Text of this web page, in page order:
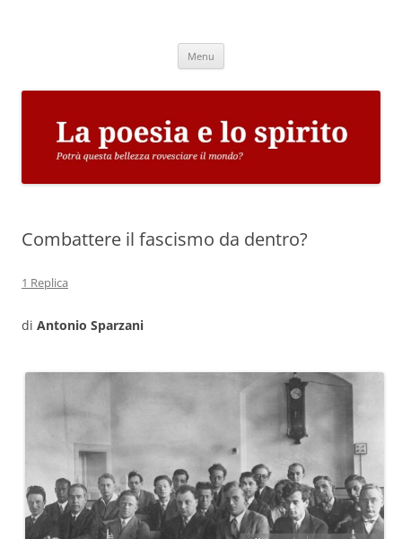
Menu
Combattere il fascismo da dentro?
1 Replica
di Antonio Sparzani